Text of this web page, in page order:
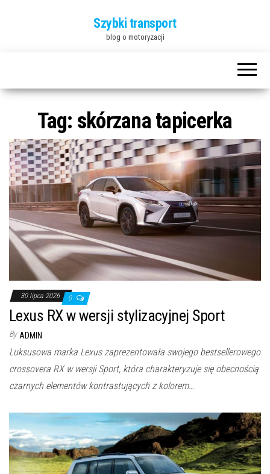
Szybki transport
blog o motoryzacji
Tag: skórzana tapicerka
30 lipca 2026 0
Lexus RX w wersji stylizacyjnej Sport
By ADMIN
Luksusowa marka Lexus zaprezentowała swojego bestsellerowego
crossovera RX w wersji Sport, która charakteryzuje się obecnością
czarnych elementów kontrastujących z kolorem…